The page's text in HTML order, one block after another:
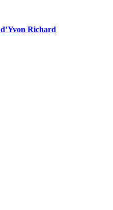
d’Yvon Richard